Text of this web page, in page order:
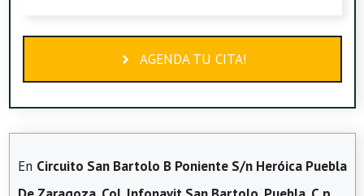
AGENDA TU CITA!
En Circuito San Bartolo B Poniente S/n Heróica Puebla